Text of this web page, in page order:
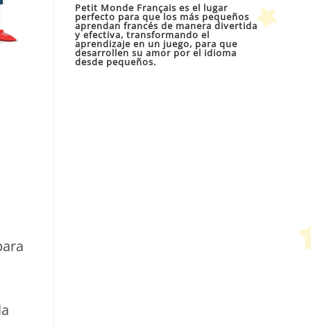
cerrar
Petit Monde Français es el lugar
perfecto para que los más pequeños
aprendan francés de manera divertida
y efectiva, transformando el
aprendizaje en un juego, para que
desarrollen su amor por el idioma
desde pequeños.